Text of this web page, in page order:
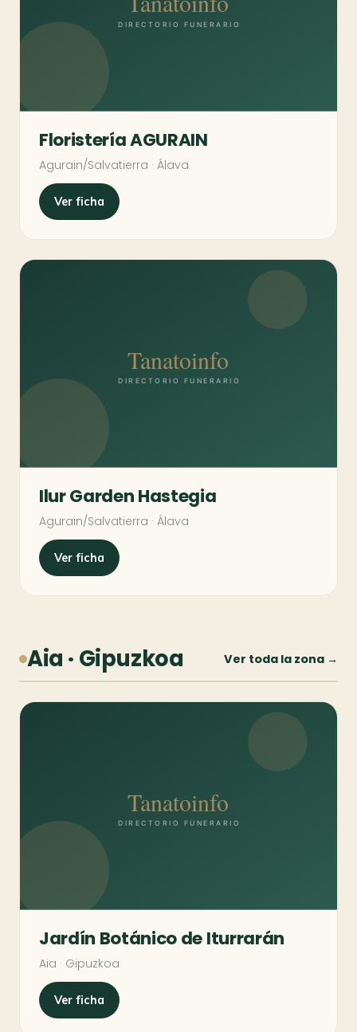
Floristería AGURAIN
Agurain/Salvatierra · Álava
Ver ficha
Ilur Garden Hastegia
Agurain/Salvatierra · Álava
Ver ficha
Aia · Gipuzkoa Ver toda la zona →
Jardín Botánico de Iturrarán
Aia · Gipuzkoa
Ver ficha